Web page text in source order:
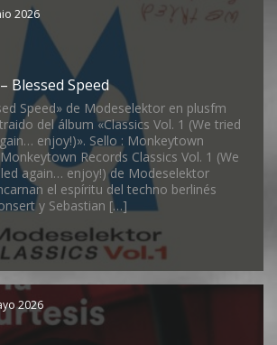
2026
Blessed Speed
Speed» de Modeselektor en plusfm
del álbum «Classics Vol. 1 (We tried
enjoy!)». Sello : Monkeytown
Records Classics Vol. 1 (We
again… enjoy!) de Modeselektor
el espíritu del techno berlinés
y Sebastian […]
2026